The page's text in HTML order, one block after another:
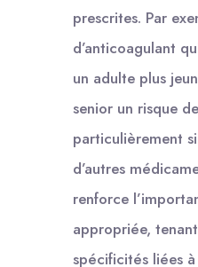
prescrites. Par
d’anticoagulant
un adulte plus
senior un risque
particulièrement
d’autres
renforce
appropriée,
spécificités liées